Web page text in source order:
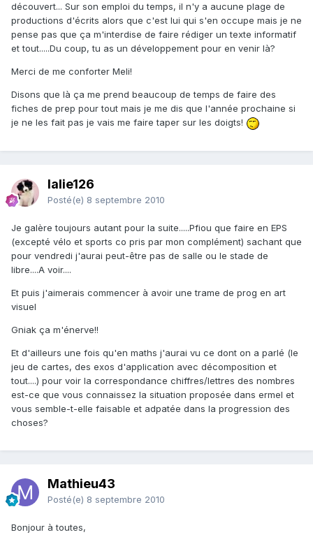
découvert... Sur son emploi du temps, il n'y a aucune plage de
productions d'écrits alors que c'est lui qui s'en occupe mais je ne
pense pas que ça m'interdise de faire rédiger un texte informatif
et tout.....Du coup, tu as un développement pour en venir là?
Merci de me conforter Meli!
Disons que là ça me prend beaucoup de temps de faire des
fiches de prep pour tout mais je me dis que l'année prochaine si
je ne les fait pas je vais me faire taper sur les doigts!
lalie126
Posté(e) 8 septembre 2010
Je galère toujours autant pour la suite.....Pfiou que faire en EPS
(excepté vélo et sports co pris par mon complément) sachant que
pour vendredi j'aurai peut-être pas de salle ou le stade de
libre....A voir....
Et puis j'aimerais commencer à avoir une trame de prog en art
visuel
Gniak ça m'énerve!!
Et d'ailleurs une fois qu'en maths j'aurai vu ce dont on a parlé (le
jeu de cartes, des exos d'application avec décomposition et
tout....) pour voir la correspondance chiffres/lettres des nombres
est-ce que vous connaissez la situation proposée dans ermel et
vous semble-t-elle faisable et adpatée dans la progression des
choses?
Mathieu43
Posté(e) 8 septembre 2010
Bonjour à toutes,